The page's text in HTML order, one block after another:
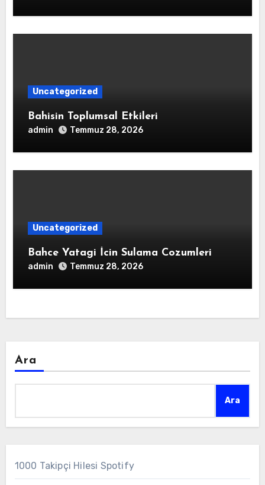
Uncategorized
Bahisin Toplumsal Etkileri
admin Temmuz 28, 2026
Uncategorized
Bahce Yatagi İcin Sulama Cozumleri
admin Temmuz 28, 2026
Ara
Ara
1000 Takipçi Hilesi Spotify